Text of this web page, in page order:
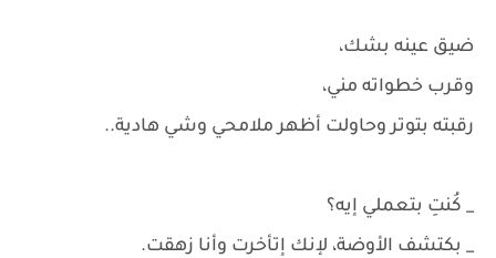
ضيق عينه بشك،
وقرب خطواته مني،
رقبته بتوتر وحاولت أظهر ملامحي وشي هادية..
_ كُنتِ بتعملي إيه؟
_ بكتشف الأوضة، لإنك إتأخرت وأنا زهقت.